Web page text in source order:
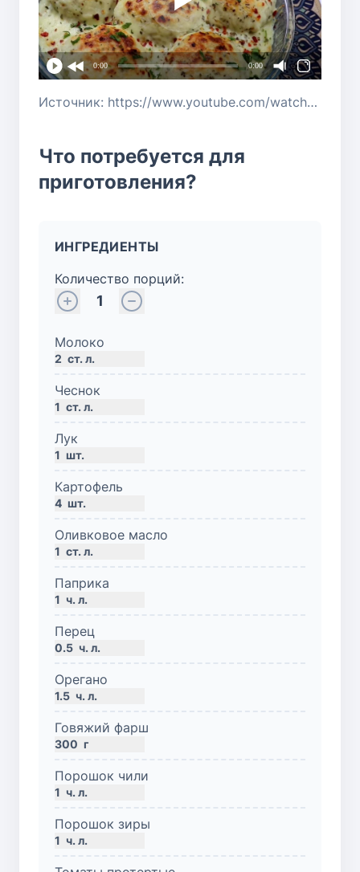
0:00 0:00
Источник: https://www.youtube.com/watch?v=f162DRBCKRQ
Что потребуется для
приготовления?
ИНГРЕДИЕНТЫ
Количество порций:
1
Молоко
2 ст. л.
Чеснок
1 ст. л.
Лук
1 шт.
Картофель
4 шт.
Оливковое масло
1 ст. л.
Паприка
1 ч. л.
Перец
0.5 ч. л.
Орегано
1.5 ч. л.
Говяжий фарш
300 г
Порошок чили
1 ч. л.
Порошок зиры
1 ч. л.